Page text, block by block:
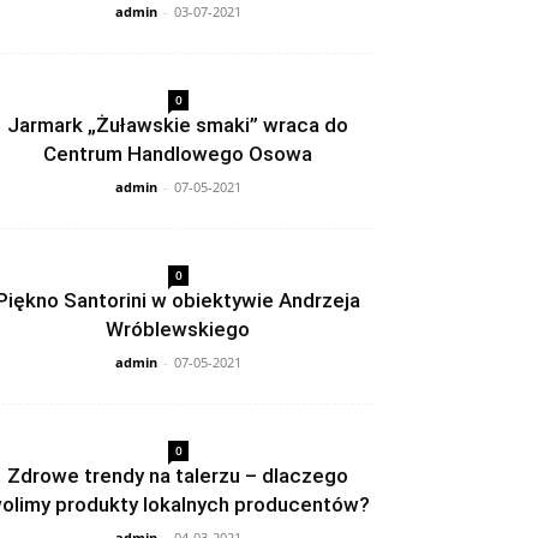
admin - 03-07-2021
0
Jarmark „Żuławskie smaki” wraca do
Centrum Handlowego Osowa
admin - 07-05-2021
0
Santorini w obiektywie Andrzeja
Wróblewskiego
admin - 07-05-2021
0
Zdrowe trendy na talerzu – dlaczego
produkty lokalnych producentów?